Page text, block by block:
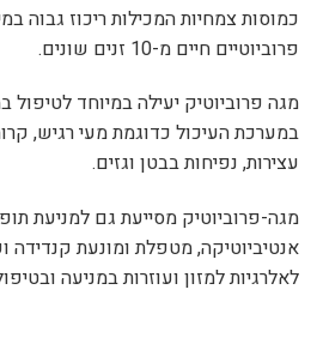
כמוסות צמחיות המכילות ריכוז גבוה
פרוביוטיים חיים מ-10 זנים שונים.
מגה פרוביוטיק יעילה במיוחד לטיפול
במערכת העיכול כדוגמת מעי רגיש,
עצירות, נפיחות בבטן וגזים.
מגה-פרוביוטיק מסייעת גם למניעת
אנטיביוטיקה, מטפלת ומונעת קנדידה
לאלרגיות למזון ועוזרות במניעה